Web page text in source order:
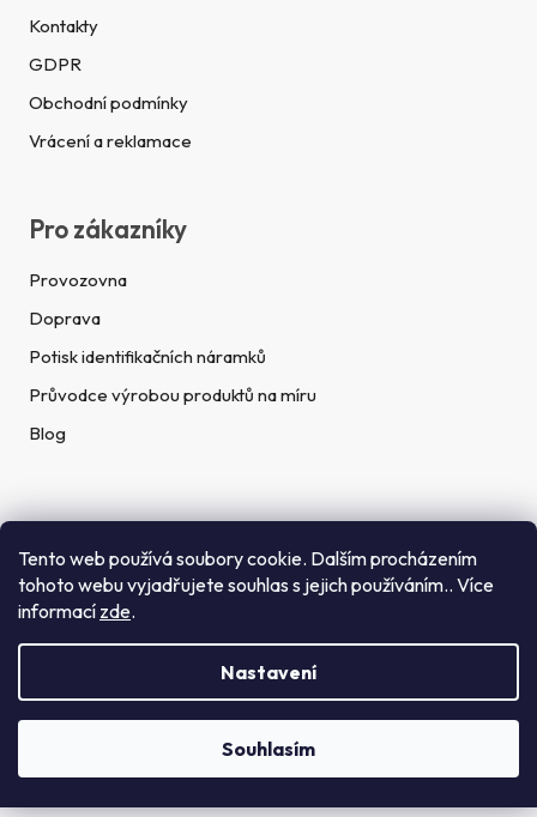
Tento web používá soubory cookie. Dalším procházením
tohoto webu vyjadřujete souhlas s jejich používáním.. Více
informací zde.
Nastavení
Souhlasím
Kontakty
GDPR
Obchodní podmínky
Vrácení a reklamace
Pro zákazníky
Provozovna
Doprava
Potisk identifikačních náramků
Průvodce výrobou produktů na míru
Blog
Rychlé kontakty
Telefon:
(+420) 272 702 212
info@getid.cz